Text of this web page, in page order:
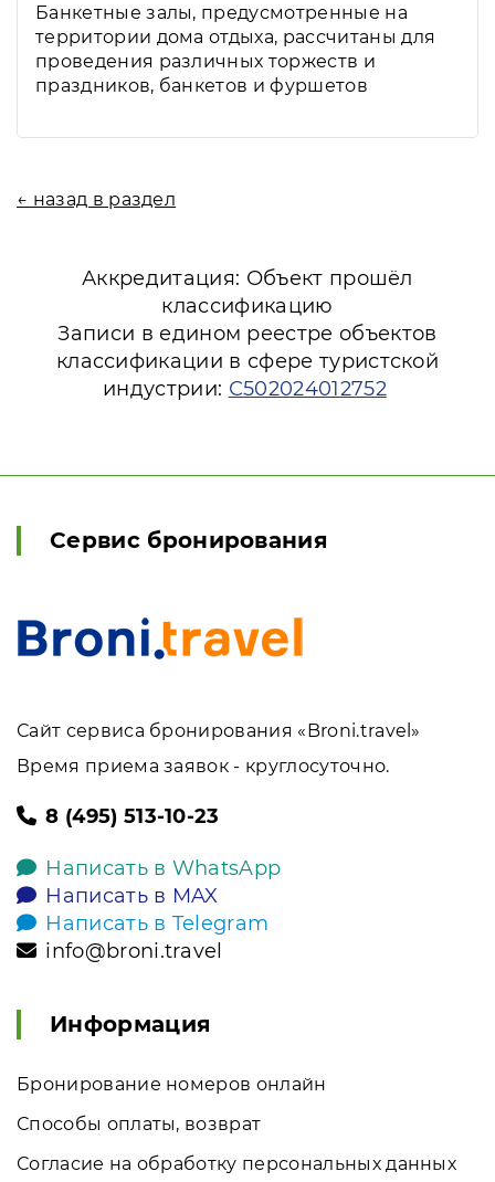
Банкетные залы, предусмотренные на
территории дома отдыха, рассчитаны для
проведения различных торжеств и
праздников, банкетов и фуршетов
← назад в раздел
Аккредитация: Объект прошёл
классификацию
Записи в едином реестре объектов
классификации в сфере туристской
индустрии: С502024012752
Сервис бронирования
Сайт сервиса бронирования «Broni.travel»
Время приема заявок - круглосуточно.
8 (495) 513-10-23
Написать в WhatsApp
Написать в MAX
Написать в Telegram
info@broni.travel
Информация
Бронирование номеров онлайн
Способы оплаты, возврат
Согласие на обработку персональных данных